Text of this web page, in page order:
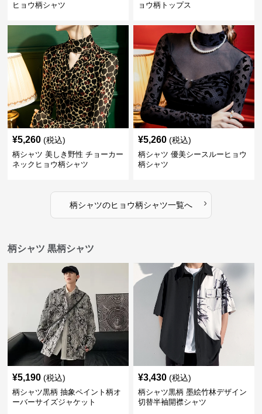
ヒョウ柄シャツ
ョウ柄トップス
¥5,260 (税込)
柄シャツ 美しき野性 チョーカー
ネックヒョウ柄シャツ
¥5,260 (税込)
柄シャツ 優美シースルーヒョウ
柄シャツ
柄シャツのヒョウ柄シャツ一覧へ ›
柄シャツ 黒柄シャツ
¥5,190 (税込)
柄シャツ黒柄 抽象ペイント柄オ
ーバーサイズジャケット
¥3,430 (税込)
柄シャツ黒柄 墨絵竹林デザイン
切替半袖開襟シャツ